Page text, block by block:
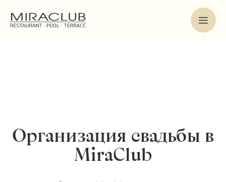
Организация свадьбы в
MiraClub